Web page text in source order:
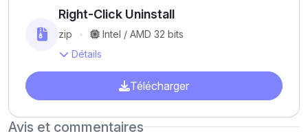
Right-Click Uninstall
zip
Intel / AMD 32 bits
Détails
Télécharger
Avis et commentaires